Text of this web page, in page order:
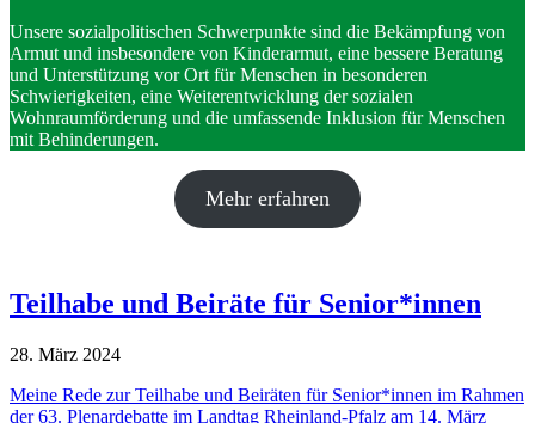
Unsere sozialpolitischen Schwerpunkte sind die Bekämpfung von
Armut und insbesondere von Kinderarmut, eine bessere Beratung
und Unterstützung vor Ort für Menschen in besonderen
Schwierigkeiten, eine Weiterentwicklung der sozialen
Wohnraumförderung und die umfassende Inklusion für Menschen
mit Behinderungen.
Mehr erfahren
Teilhabe und Beiräte für Senior*innen
28. März 2024
Meine Rede zur Teilhabe und Beiräten für Senior*innen im Rahmen
der 63. Plenardebatte im Landtag Rheinland-Pfalz am 14. März